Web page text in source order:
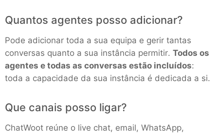
GitLab Runner
Grafana
Graylog
InfluxDB
Quantos agentes posso adicionar?
Pode adicionar toda a sua equipa e gerir tantas
conversas quanto a sua instância permitir. Todos os
agentes e todas as conversas estão incluídos:
toda a capacidade da sua instância é dedicada a si.
Que canais posso ligar?
ChatWoot reúne o live chat, email, WhatsApp,